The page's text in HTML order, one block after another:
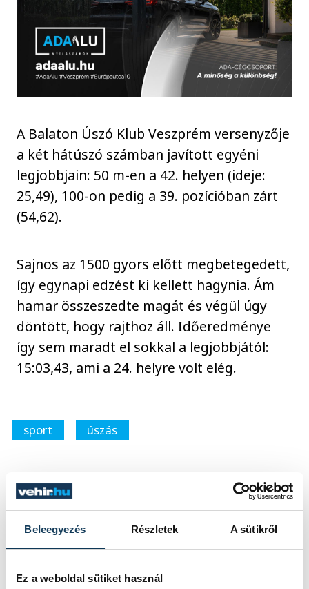
Beleegyezés Részletek A sütikről
Ez a weboldal sütiket használ
A Balaton Úszó Klub Veszprém versenyzője
a két hátúszó számban javított egyéni
legjobbjain: 50 m-en a 42. helyen (ideje:
25,49), 100-on pedig a 39. pozícióban zárt
(54,62).
Sajnos az 1500 gyors előtt megbetegedett,
így egynapi edzést ki kellett hagynia. Ám
hamar összeszedte magát és végül úgy
döntött, hogy rajthoz áll. Időeredménye
így sem maradt el sokkal a legjobbjától:
15:03,43, ami a 24. helyre volt elég.
sport úszás